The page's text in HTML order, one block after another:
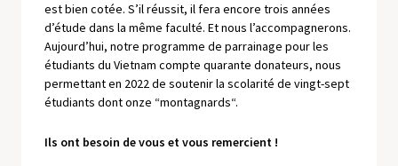
est bien cotée. S’il réussit, il fera encore trois années
d’étude dans la même faculté. Et nous l’accompagnerons.
Aujourd’hui, notre programme de parrainage pour les
étudiants du Vietnam compte quarante donateurs, nous
permettant en 2022 de soutenir la scolarité de vingt-sept
étudiants dont onze “montagnards“.
Ils ont besoin de vous et vous remercient !